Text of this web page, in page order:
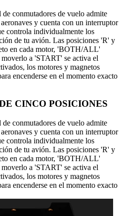
conmutadores de vuelo admite
y cuenta con un interruptor
controla individualmente los
de tu avión. Las posiciones 'R' y
en cada motor, 'BOTH/ALL'
a 'START' se activa el
los motores y magnetos
encenderse en el momento exacto
CINCO POSICIONES
conmutadores de vuelo admite
y cuenta con un interruptor
controla individualmente los
de tu avión. Las posiciones 'R' y
en cada motor, 'BOTH/ALL'
a 'START' se activa el
los motores y magnetos
encenderse en el momento exacto